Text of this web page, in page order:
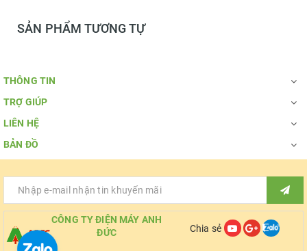
SẢN PHẨM TƯƠNG TỰ
THÔNG TIN
TRỢ GIÚP
LIÊN HỆ
BẢN ĐỒ
CÔNG TY ĐIỆN MÁY ANH
ĐỨC
Chia sẻ